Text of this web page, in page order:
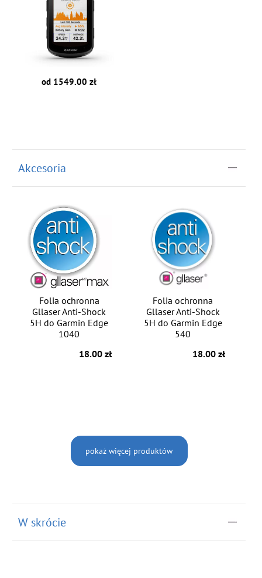
od 1549.00 zł
Akcesoria
Folia ochronna
Gllaser Anti-Shock
5H do Garmin Edge
1040
18.00 zł
Folia ochronna
Gllaser Anti-Shock
5H do Garmin Edge
540
18.00 zł
pokaż więcej produktów
W skrócie